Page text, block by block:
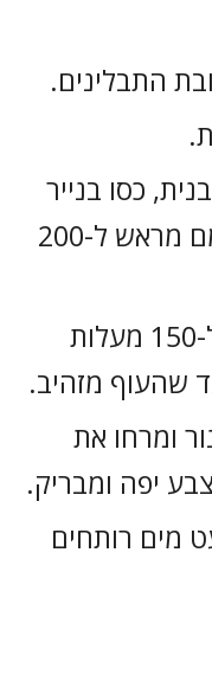
התבלינים.
כסו בנייר
כסף והכניסו לתנור שחומם מראש ל-200
הורידו את הטמפרטורה ל-150 מעלות
שהעוף מזהיב.
ומרחו את
יפה ומבריק.
מים רותחים